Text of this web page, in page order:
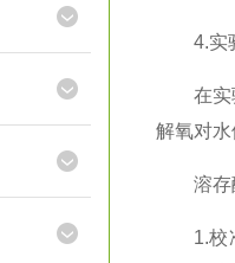
4.实
在实验
解氧对
溶存酸
1.校准